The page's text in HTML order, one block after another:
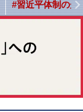
#習近平体制の光